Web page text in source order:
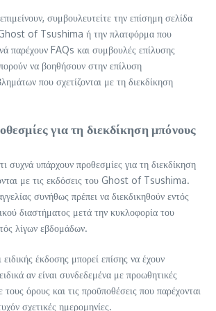
συμβουλευτείτε την επίσημη σελίδα
Ghost of Tsushima ή την πλατφόρμα που
παρέχουν FAQs και συμβουλές επίλυσης
να βοηθήσουν στην επίλυση
που σχετίζονται με τη διεκδίκηση
για τη διεκδίκηση μπόνους
συχνά υπάρχουν προθεσμίες για τη διεκδίκηση
με τις εκδόσεις του Ghost of Tsushima.
συνήθως πρέπει να διεκδικηθούν εντός
διαστήματος μετά την κυκλοφορία του
λίγων εβδομάδων.
έκδοσης μπορεί επίσης να έχουν
αν είναι συνδεδεμένα με προωθητικές
όρους και τις προϋποθέσεις που παρέχονται
σχετικές ημερομηνίες.